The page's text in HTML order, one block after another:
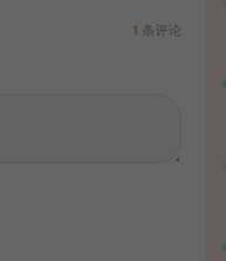
1 条评论